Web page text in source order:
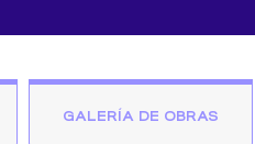
GALERÍA DE OBRAS